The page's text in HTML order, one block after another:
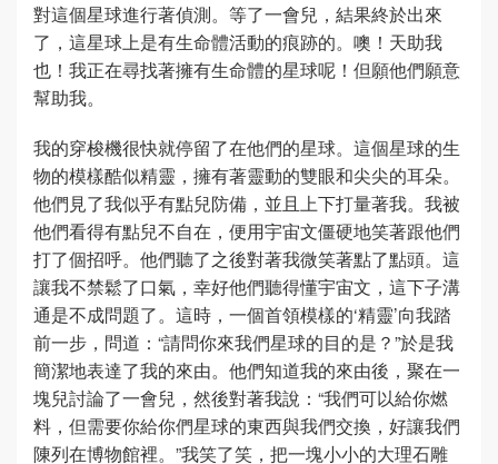
對這個星球進行著偵測。等了一會兒，結果終於出來
了，這星球上是有生命體活動的痕跡的。噢！天助我
也！我正在尋找著擁有生命體的星球呢！但願他們願意
幫助我。
我的穿梭機很快就停留了在他們的星球。這個星球的生
物的模樣酷似精靈，擁有著靈動的雙眼和尖尖的耳朵。
他們見了我似乎有點兒防備，並且上下打量著我。我被
他們看得有點兒不自在，便用宇宙文僵硬地笑著跟他們
打了個招呼。他們聽了之後對著我微笑著點了點頭。這
讓我不禁鬆了口氣，幸好他們聽得懂宇宙文，這下子溝
通是不成問題了。這時，一個首領模樣的‘精靈’向我踏
前一步，問道：“請問你來我們星球的目的是？”於是我
簡潔地表達了我的來由。他們知道我的來由後，聚在一
塊兒討論了一會兒，然後對著我說：“我們可以給你燃
料，但需要你給你們星球的東西與我們交換，好讓我們
陳列在博物館裡。”我笑了笑，把一塊小小的大理石雕